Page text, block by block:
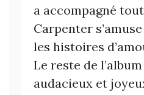
a accompagné tout
Carpenter
les histoires
Le reste de
audacieux et